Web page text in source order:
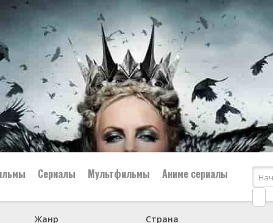
Сериалы Мультфильмы Аниме сериалы
Жанр
Страна